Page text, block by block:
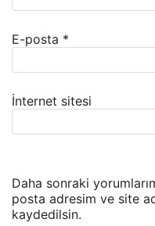
E-posta *
İnternet sitesi
Daha sonraki
posta adresim ve site
kaydedilsin.